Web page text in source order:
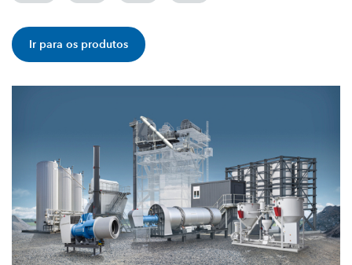
Ir para os produtos